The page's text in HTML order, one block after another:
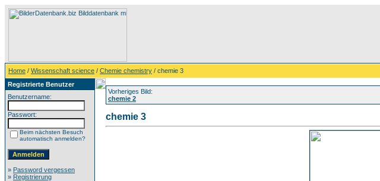
Home / Wissenschaft science / Chemie chemistry / chemie 3
Registrierte Benutzer
Benutzername:
Passwort:
Beim nächsten Besuch
automatisch anmelden?
» Password vergessen
» Registrierung
Vorheriges Bild:
chemie 2
chemie 3